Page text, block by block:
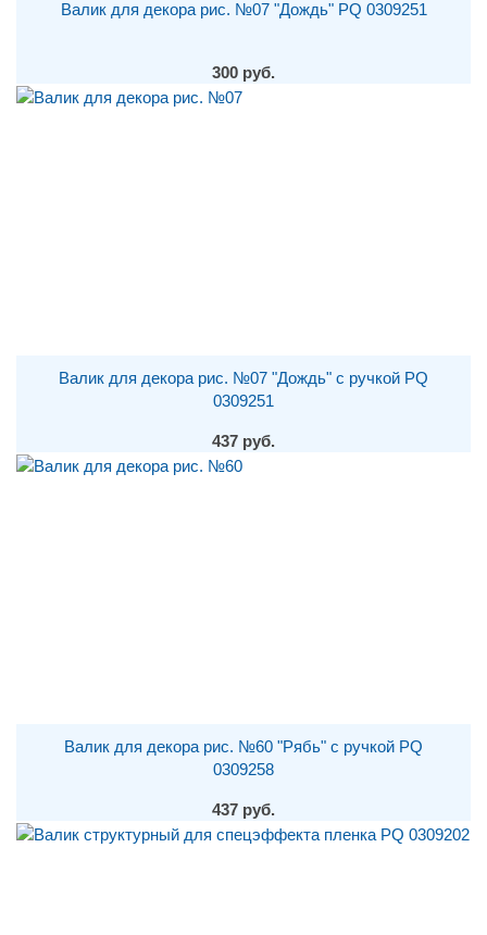
Валик для декора рис. №07 "Дождь" PQ 0309251
300 руб.
Валик для декора рис. №07 "Дождь" с ручкой PQ
0309251
437 руб.
Валик для декора рис. №60 "Рябь" с ручкой PQ
0309258
437 руб.